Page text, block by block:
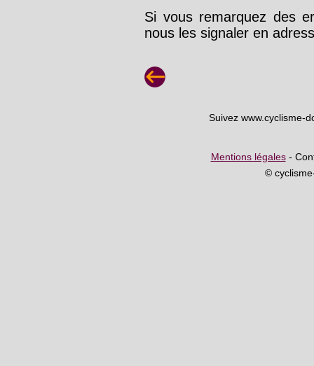
Si vous remarquez des
nous les signaler en
Suivez www.cyclisme-
Mentions légales-
©